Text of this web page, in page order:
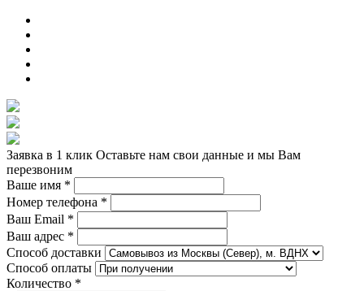
Заявка в 1 клик Оставьте нам свои данные и мы Вам
перезвоним
Ваше имя *
Номер телефона *
Ваш Email *
Ваш адрес *
Способ доставки
Способ оплаты
Количество *